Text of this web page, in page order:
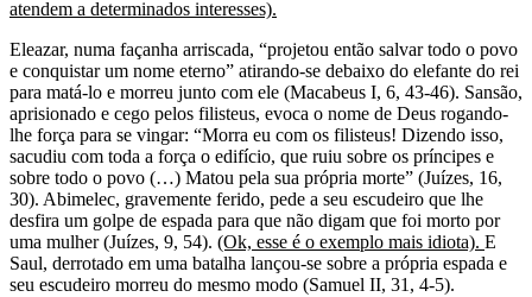
atendem a determinados interesses).
Eleazar, numa façanha arriscada, “projetou então salvar todo o povo
e conquistar um nome eterno” atirando-se debaixo do elefante do rei
para matá-lo e morreu junto com ele (Macabeus I, 6, 43-46). Sansão,
aprisionado e cego pelos filisteus, evoca o nome de Deus rogando-
lhe força para se vingar: “Morra eu com os filisteus! Dizendo isso,
sacudiu com toda a força o edifício, que ruiu sobre os príncipes e
sobre todo o povo (…) Matou pela sua própria morte” (Juízes, 16,
30). Abimelec, gravemente ferido, pede a seu escudeiro que lhe
desfira um golpe de espada para que não digam que foi morto por
uma mulher (Juízes, 9, 54). (Ok, esse é o exemplo mais idiota). E
Saul, derrotado em uma batalha lançou-se sobre a própria espada e
seu escudeiro morreu do mesmo modo (Samuel II, 31, 4-5).